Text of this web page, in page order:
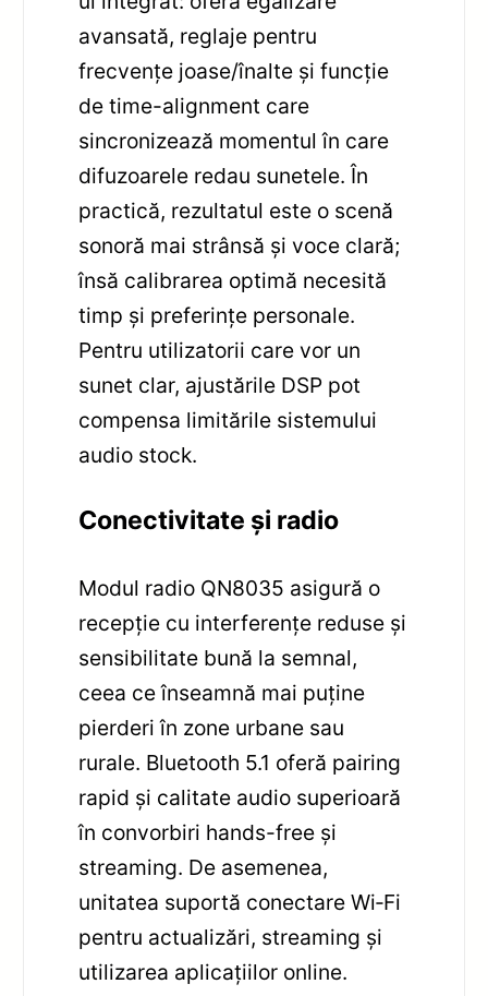
avansată, reglaje pentru
frecvențe joase/înalte și funcție
de time-alignment care
sincronizează momentul în care
difuzoarele redau sunetele. În
practică, rezultatul este o scenă
sonoră mai strânsă și voce clară;
însă calibrarea optimă necesită
timp și preferințe personale.
Pentru utilizatorii care vor un
sunet clar, ajustările DSP pot
compensa limitările sistemului
audio stock.
Conectivitate și radio
Modul radio QN8035 asigură o
recepție cu interferențe reduse și
sensibilitate bună la semnal,
ceea ce înseamnă mai puține
pierderi în zone urbane sau
rurale. Bluetooth 5.1 oferă pairing
rapid și calitate audio superioară
în convorbiri hands-free și
streaming. De asemenea,
unitatea suportă conectare Wi‑Fi
pentru actualizări, streaming și
utilizarea aplicațiilor online.